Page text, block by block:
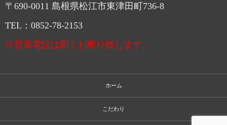
〒690-0011 島根県松江市東津田町736-8
TEL：0852-78-2153
※営業電話は固くお断り致します。
ホーム
こだわり